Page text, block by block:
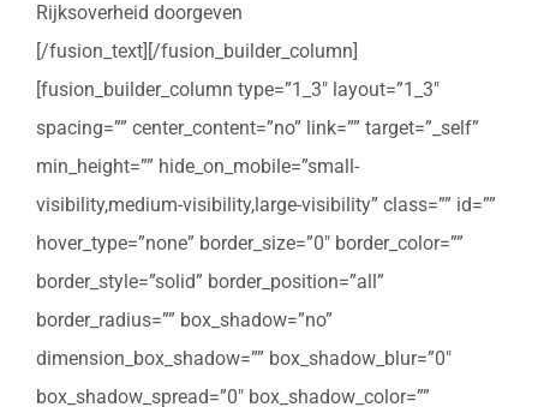
Rijksoverheid doorgeven
[/fusion_text][/fusion_builder_column]
[fusion_builder_column type=”1_3″ layout=”1_3″
spacing=”” center_content=”no” link=”” target=”_self”
min_height=”” hide_on_mobile=”small-
visibility,medium-visibility,large-visibility” class=”” id=””
hover_type=”none” border_size=”0″ border_color=””
border_style=”solid” border_position=”all”
border_radius=”” box_shadow=”no”
dimension_box_shadow=”” box_shadow_blur=”0″
box_shadow_spread=”0″ box_shadow_color=””